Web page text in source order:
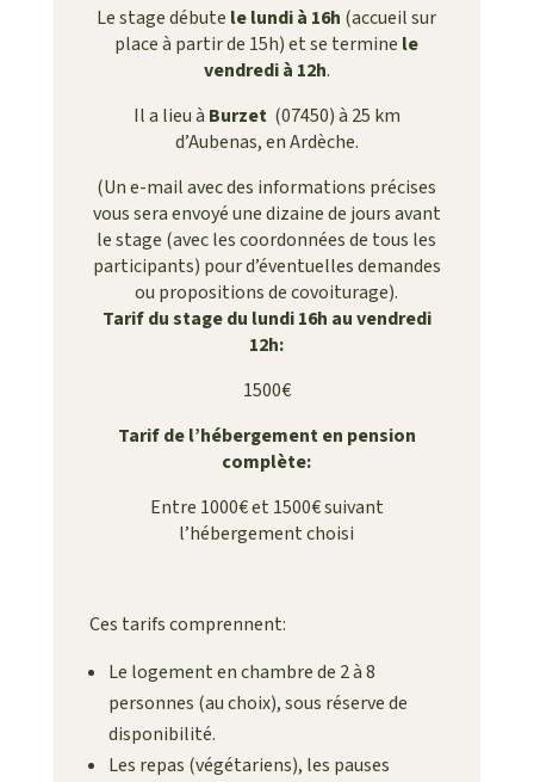
Le stage débute le lundi à 16h (accueil sur
place à partir de 15h)et se termine le
vendredi à 12h.
Il a lieu à Burzet (07450) à 25 km
d’Aubenas, en Ardèche.
(Un e-mail avec des informations précises
vous sera envoyé une dizaine de jours avant
le stage (avec les coordonnées de tous les
participants) pour d’éventuelles demandes
ou propositions de covoiturage).
Tarif du stage du lundi 16h au vendredi
12h:
1500€
Tarif de l’hébergement en pension
complète:
Entre 1000€ et 1500€ suivant
l’hébergement choisi
Ces tarifs comprennent:
Le logement en chambre de 2 à 8
personnes (au choix), sous réserve de
disponibilité.
Les repas (végétariens), les pauses